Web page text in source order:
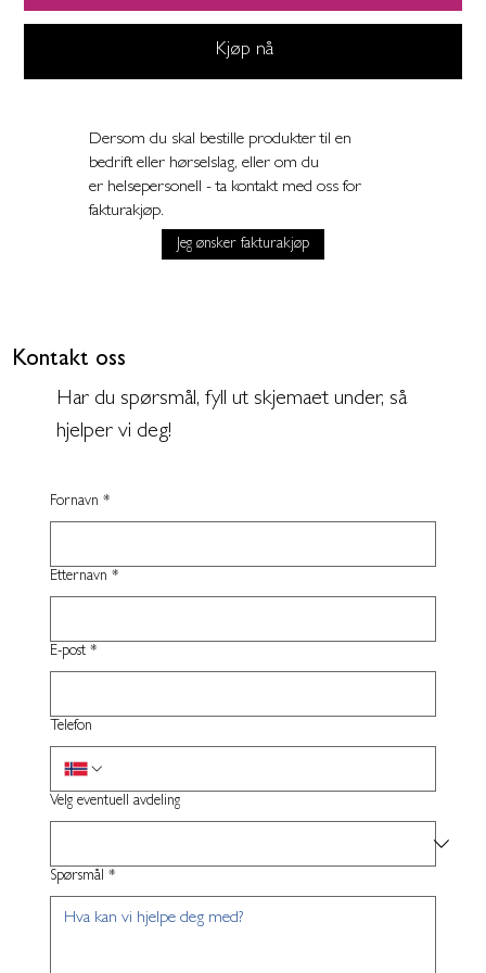
Kjøp nå
Dersom du skal bestille produkter til en
bedrift eller hørselslag, eller om du
er helsepersonell - ta kontakt med oss for
fakturakjøp.
Jeg ønsker fakturakjøp
Kontakt oss
Har du spørsmål, fyll ut skjemaet under, så
hjelper vi deg!
Fornavn *
Etternavn *
E-post *
Telefon
Velg eventuell avdeling
Spørsmål *